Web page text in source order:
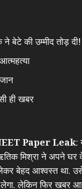
ने बेटे की उम्मीद तोड़
ही खबर
Paper Leak:
ऋतिक मिश्रा ने
लेकर बेहद आश्वस्त था.
लेगा. लेकिन फिर खबर